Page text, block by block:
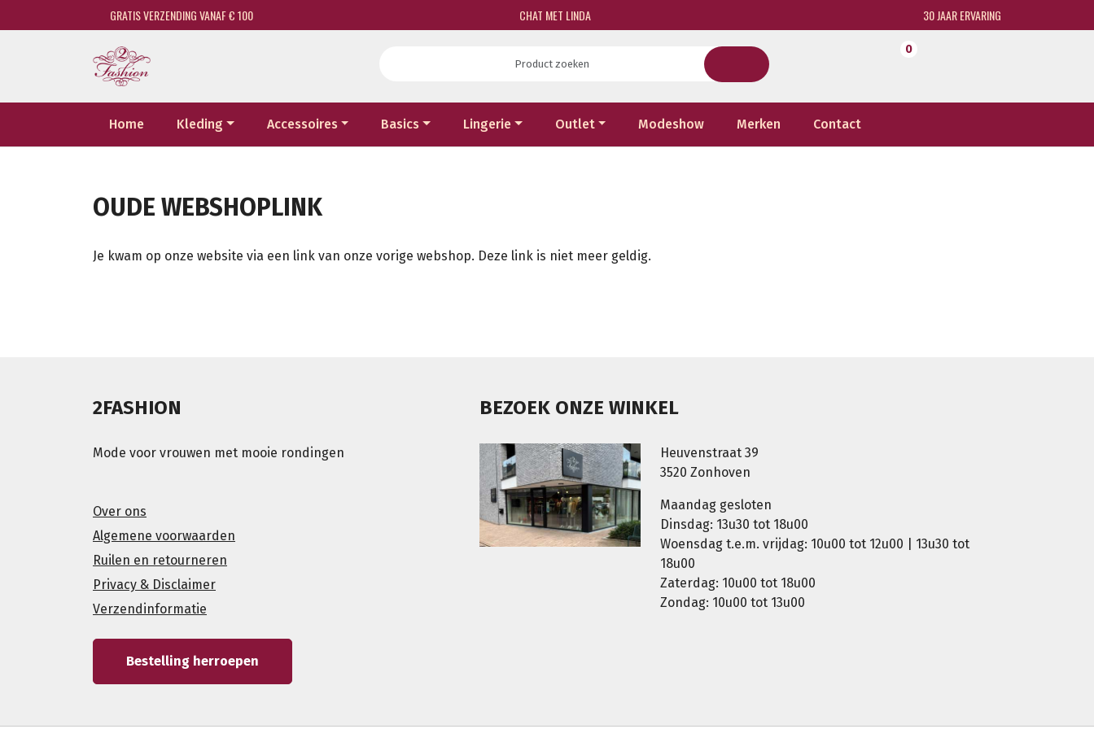
GRATIS VERZENDING VANAF € 100 CHAT MET LINDA 30 JAAR ERVARING
0
Home Kleding Accessoires Basics Lingerie Outlet Modeshow Merken Contact
OUDE WEBSHOPLINK
Je kwam op onze website via een link van onze vorige webshop. Deze link is niet meer geldig.
2FASHION
Mode voor vrouwen met mooie rondingen
Over ons
Algemene voorwaarden
Ruilen en retourneren
Privacy & Disclaimer
Verzendinformatie
Bestelling herroepen
BEZOEK ONZE WINKEL
Heuvenstraat 39
3520 Zonhoven
Maandag gesloten
Dinsdag: 13u30 tot 18u00
Woensdag t.e.m. vrijdag: 10u00 tot 12u00 | 13u30 tot
18u00
Zaterdag: 10u00 tot 18u00
Zondag: 10u00 tot 13u00